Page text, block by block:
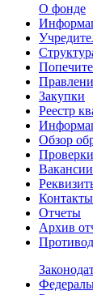
О фонде
Закупки
Реестр
Обзор
Вакансии
Контакты
Отчеты
Архив